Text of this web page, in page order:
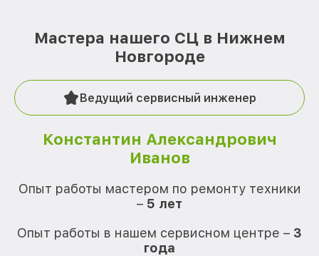
Мастера нашего СЦ в Нижнем
Новгороде
Ведущий сервисный инженер
Константин Александрович
Иванов
Опыт работы мастером по ремонту техники
– 5 лет
Опыт работы в нашем сервисном центре – 3
года